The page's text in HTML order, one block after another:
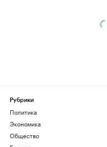
Рубрики
Политика
Экономика
Общество